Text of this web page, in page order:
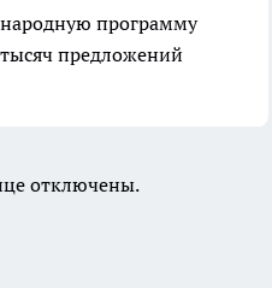
программу
предложений
отключены.